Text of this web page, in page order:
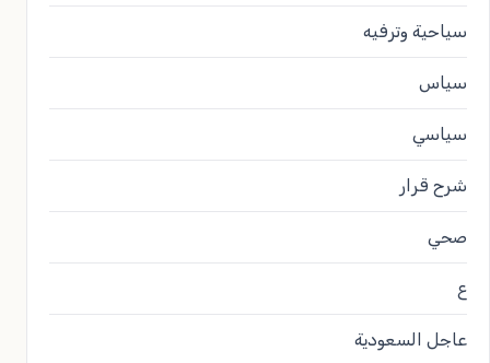
سياحية وترفيه
سياس
سياسي
شرح قرار
صحي
ع
عاجل السعودية